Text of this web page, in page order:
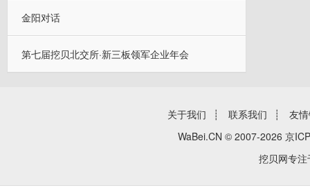
金阳对话
第七届挖贝北交所·新三板领军企业年会
关于我们 ┊ 联系我们 ┊
友
WaBei.CN © 2007-2026 京
挖贝网专